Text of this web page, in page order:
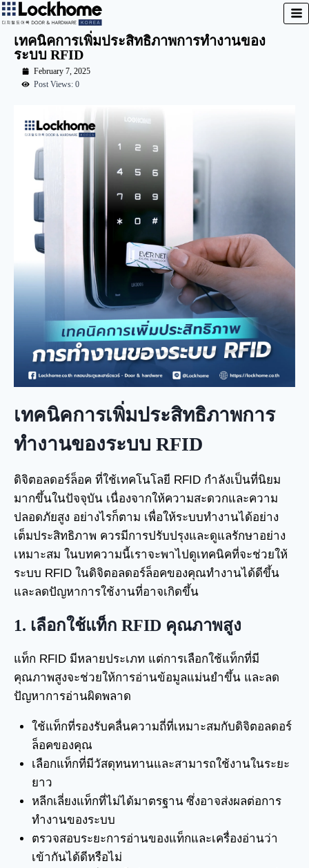
เทคนิคการเพิ่มประสิทธิภาพการทำงานของ
ระบบ RFID
February 7, 2025
Post Views: 0
เทคนิคการเพิ่มประสิทธิภาพการ
ทำงานของระบบ RFID
ดิจิตอลดอร์ล็อค ที่ใช้เทคโนโลยี RFID กำลังเป็นที่นิยม
มากขึ้นในปัจจุบัน เนื่องจากให้ความสะดวกและความ
ปลอดภัยสูง อย่างไรก็ตาม เพื่อให้ระบบทำงานได้อย่าง
เต็มประสิทธิภาพ ควรมีการปรับปรุงและดูแลรักษาอย่าง
เหมาะสม ในบทความนี้เราจะพาไปดูเทคนิคที่จะช่วยให้
ระบบ RFID ในดิจิตอลดอร์ล็อคของคุณทำงานได้ดีขึ้น
และลดปัญหาการใช้งานที่อาจเกิดขึ้น
1. เลือกใช้แท็ก RFID คุณภาพสูง
แท็ก RFID มีหลายประเภท แต่การเลือกใช้แท็กที่มี
คุณภาพสูงจะช่วยให้การอ่านข้อมูลแม่นยำขึ้น และลด
ปัญหาการอ่านผิดพลาด
ใช้แท็กที่รองรับคลื่นความถี่ที่เหมาะสมกับดิจิตอลดอร์
ล็อคของคุณ
เลือกแท็กที่มีวัสดุทนทานและสามารถใช้งานในระยะ
ยาว
หลีกเลี่ยงแท็กที่ไม่ได้มาตรฐาน ซึ่งอาจส่งผลต่อการ
ทำงานของระบบ
ตรวจสอบระยะการอ่านของแท็กและเครื่องอ่านว่า
เข้ากันได้ดีหรือไม่